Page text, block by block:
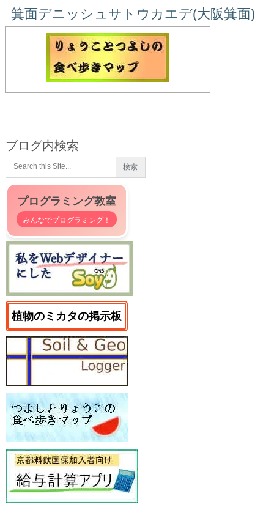
箕面デニッシュサトウカエデ(大阪箕面)
ブログ内検索
プログラミング教室
みんなでプログラミング！
植物のミカタの掲示板